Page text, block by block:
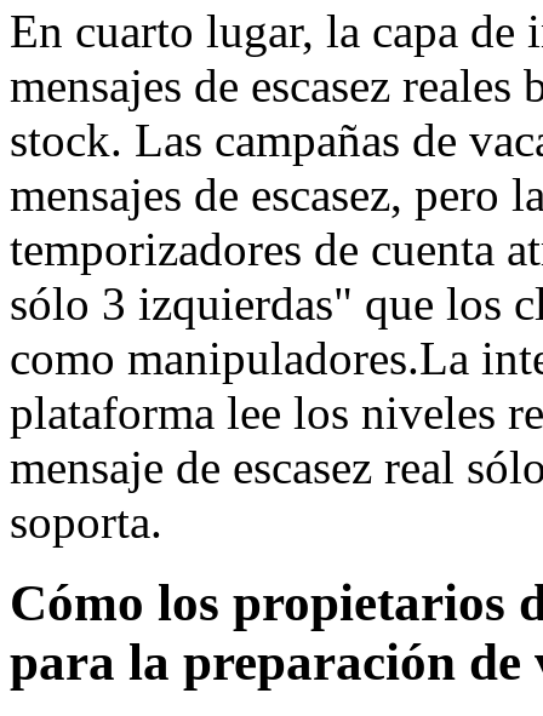
En cuarto lugar, la capa
mensajes de escasez reales
stock. Las campañas de
mensajes de escasez,
temporizadores de cuenta
sólo 3 izquierdas" que los
como manipuladores.La
plataforma lee los niveles
mensaje de escasez real
soporta.
Cómo los propietarios
para la preparación de